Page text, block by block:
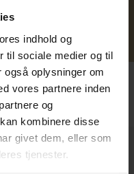
indhold og
til sociale medier og til
oplysninger om
vores partnere inden
og
kombinere disse
givet dem, eller som
tjenester.
ure